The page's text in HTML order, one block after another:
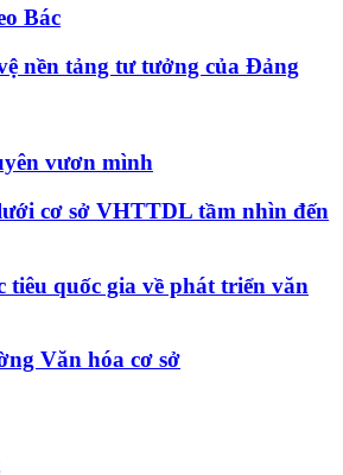
Bác
nền tảng tư tưởng của Đảng
vươn mình
cơ sở VHTTDL tầm nhìn đến
quốc gia về phát triển văn
Văn hóa cơ sở